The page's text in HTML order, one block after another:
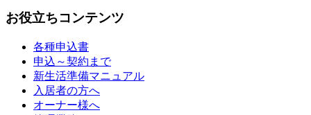
お役立ちコンテンツ
各種申込書
申込～契約まで
新生活準備マニュアル
入居者の方へ
オーナー様へ